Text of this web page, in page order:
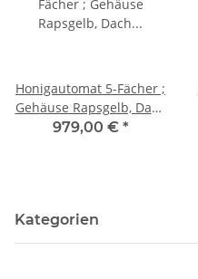
Honigautomat 5-Fächer ;
Gehäuse Rapsgelb, Dach
Schwarz, Zahlenfeld
979,00 € *
Kategorien